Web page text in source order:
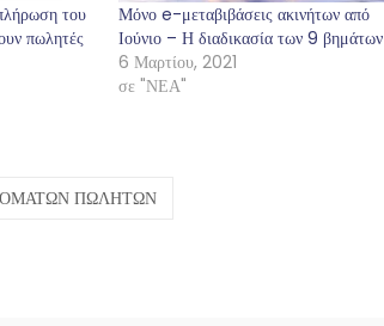
του
πωλητές
Μόνο e-μεταβιβάσεις ακινήτων από
Ιούνιο – Η διαδικασία των 9 βημάτων
6 Μαρτίου, 2021
σε "ΝΕΑ"
ΠΩΛΗΤΩΝ